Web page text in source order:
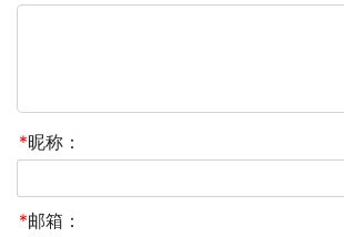
*昵称：
*邮箱：